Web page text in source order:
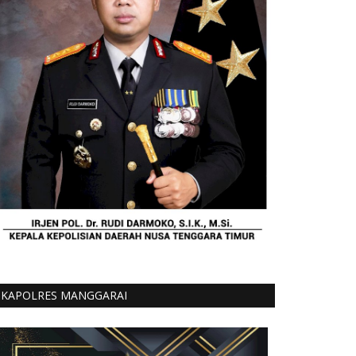
KAPOLRES MANGGARAI